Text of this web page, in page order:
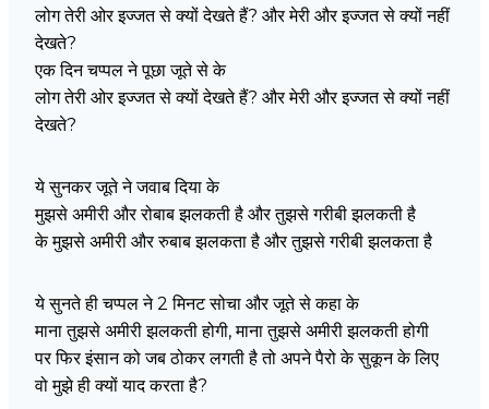
लोग तेरी ओर इज्जत से क्यों देखते हैं? और मेरी और इज्जत से क्यों नहीं
देखते?
एक दिन चप्पल ने पूछा जूते से के
लोग तेरी ओर इज्जत से क्यों देखते हैं? और मेरी और इज्जत से क्यों नहीं
देखते?
ये सुनकर जूते ने जवाब दिया के
मुझसे अमीरी और रोबाब झलकती है और तुझसे गरीबी झलकती है
के मुझसे अमीरी और रुबाब झलकता है और तुझसे गरीबी झलकता है
ये सुनते ही चप्पल ने 2 मिनट सोचा और जूते से कहा के
माना तुझसे अमीरी झलकती होगी, माना तुझसे अमीरी झलकती होगी
पर फिर इंसान को जब ठोकर लगती है तो अपने पैरो के सुकून के लिए
वो मुझे ही क्यों याद करता है?